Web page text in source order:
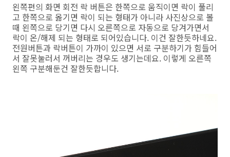
왼쪽편의 화면 회전 락 버튼은 한쪽으로 움직이면 락이 풀리
고 한쪽으로 옮기면 락이 되는 형태가 아니라 사진상으로 볼
때 왼쪽으로 당기면 다시 오른쪽으로 자동으로 당겨가면서
락이 온/해제 되는 형태로 되어있습니다. 이건 잘한듯하네요.
전원버튼과 락버튼이 가까이 있으면 서로 구분하기가 힘들어
서 잘못눌러서 꺼버리는 경우도 생기는데요. 이렇게 오른쪽
왼쪽 구분해둔건 잘한듯합니다.